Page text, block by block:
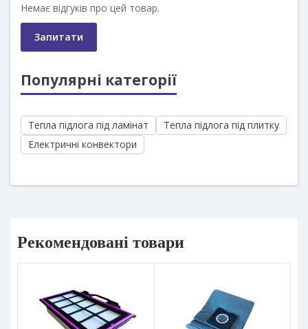
Немає відгуків про цей товар.
Запитати
Популярні категорії
Тепла підлога під ламінат
Тепла підлога під плитку
Електричні конвектори
Рекомендовані товари